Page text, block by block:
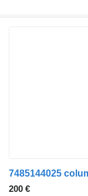
200 €